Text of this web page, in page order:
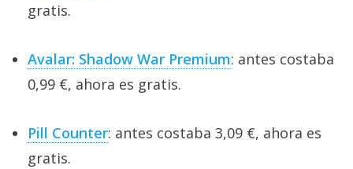
gratis.
Avalar: Shadow War Premium: antes costaba
0,99 €, ahora es gratis.
Pill Counter: antes costaba 3,09 €, ahora es
gratis.